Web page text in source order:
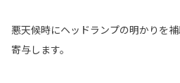
悪天候時にヘッドランプの明かりを
寄与します。